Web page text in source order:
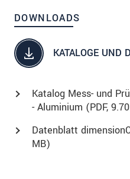
DOWNLOADS
KATALOGE UND
Katalog Mess- und
- Aluminium (PDF,
Datenblatt
MB)